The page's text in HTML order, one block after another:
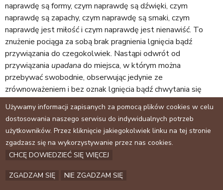
naprawdę są formy, czym naprawdę są dźwięki, czym
naprawdę są zapachy, czym naprawdę są smaki, czym
naprawdę jest miłość i czym naprawdę jest nienawiść. To
znużenie pociąga za sobą brak pragnienia lgnięcia bądź
przywiązania do czegokolwiek. Nastąpi odwrót od
przywiązania upadanado miejsca, w którym można
przebywać swobodnie, obserwując jedynie ze
zrównoważeniem i bez oznak lgnięcia bądź chwytania się
czegokolwiek. Oto spokój, jaki wypływa z praktyki.
Teraz pragnę zapytać o waszą praktykę. Wszyscy tutaj
zebrani medytujecie, ale czy również i wasze umysły wyrażają
pewność i zaufanie do tej praktyki? W dzisiejszych czasach
wielu ludzi naucza medytacji, zarówno mnisi jak i ludzie
świeccy. Mając to na uwadze, obawiam się, że będziecie pełni
Używamy informacji zapisanych za pomocą plików cookies w celu
dostosowania naszego serwisu do indywidualnych potrzeb
użytkowników. Przez kliknięcie jakiegokolwiek linku na tej stronie
zgadzasz się na wykorzystywanie przez nas cookies.
CHCĘ DOWIEDZIEĆ SIĘ WIĘCEJ
ZGADZAM SIĘ NIE ZGADZAM SIĘ